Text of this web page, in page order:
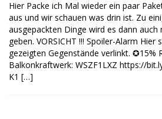
Hier Packe ich Mal wieder ein paar
aus und wir schauen was drin ist. Zu
ausgepackten Dinge wird es dann auch
geben. VORSICHT !!! Spoiler-Alarm Hier
gezeigten Gegenstände verlinkt. ✪15%
Balkonkraftwerk: WSZF1LXZ https://
K1 […]